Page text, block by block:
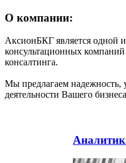
О компании:
АксионБКГ является одной
консультационных компаний
консалтинга.
Мы предлагаем надежность,
деятельности Вашего